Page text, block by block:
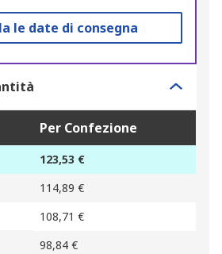
le date di consegna
Per Confezione
123,53 €
114,89 €
108,71 €
98,84 €